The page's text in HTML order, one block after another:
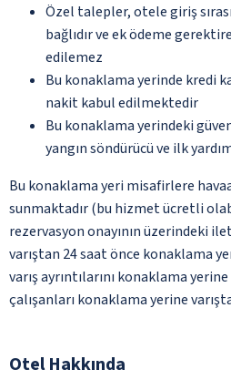
Özel talepler, otele giriş
bağlıdır ve ek ödeme
edilemez
Bu konaklama yerinde kredi
nakit kabul edilmektedir
Bu konaklama yerindeki
yangın söndürücü ve ilk
Bu konaklama yeri misafirlere
sunmaktadır (bu hizmet ücretli
rezervasyon onayının üzerindeki
varıştan 24 saat önce konaklama
varış ayrıntılarını konaklama
çalışanları konaklama yerine
Otel Hakkında